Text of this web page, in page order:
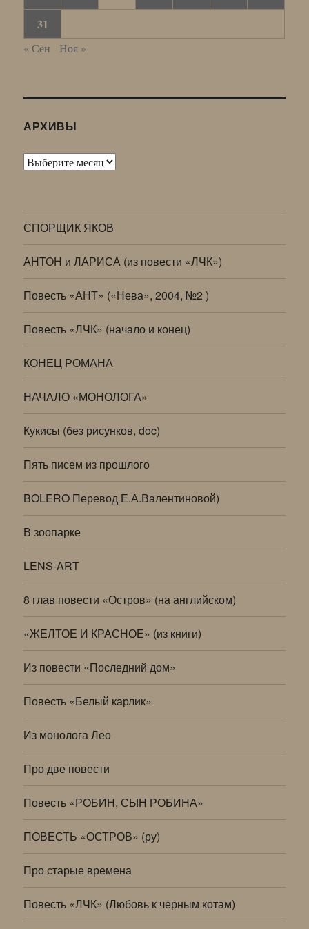
31
« Сен Ноя »
АРХИВЫ
Архивы
СПОРЩИК ЯКОВ
АНТОН и ЛАРИСА (из повести «ЛЧК»)
Повесть «АНТ» («Нева», 2004, №2 )
Повесть «ЛЧК» (начало и конец)
КОНЕЦ РОМАНА
НАЧАЛО «МОНОЛОГА»
Кукисы (без рисунков, doc)
Пять писем из прошлого
BOLERO Перевод Е.А.Валентиновой)
В зоопарке
LENS-ART
8 глав повести «Остров» (на английском)
«ЖЕЛТОЕ И КРАСНОЕ» (из книги)
Из повести «Последний дом»
Повесть «Белый карлик»
Из монолога Лео
Про две повести
Повесть «РОБИН, СЫН РОБИНА»
ПОВЕСТЬ «ОСТРОВ» (ру)
Про старые времена
Повесть «ЛЧК» (Любовь к черным котам)